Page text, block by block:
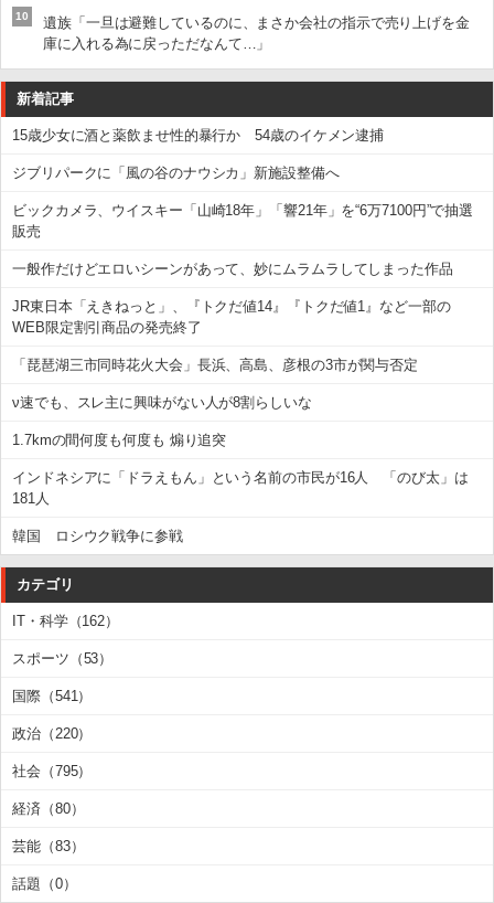
10
遺族「一旦は避難しているのに、まさか会社の指示で売り上げを金
庫に入れる為に戻っただなんて…」
新着記事
15歳少女に酒と薬飲ませ性的暴行か 54歳のイケメン逮捕
ジブリパークに「風の谷のナウシカ」新施設整備へ
ビックカメラ、ウイスキー「山崎18年」「響21年」を“6万7100円”で抽選
販売
一般作だけどエロいシーンがあって、妙にムラムラしてしまった作品
JR東日本「えきねっと」、『トクだ値14』『トクだ値1』など一部の
WEB限定割引商品の発売終了
「琵琶湖三市同時花火大会」長浜、高島、彦根の3市が関与否定
ν速でも、スレ主に興味がない人が8割らしいな
1.7kmの間何度も何度も 煽り追突
インドネシアに「ドラえもん」という名前の市民が16人 「のび太」は
181人
韓国 ロシウク戦争に参戦
カテゴリ
IT・科学（162）
スポーツ（53）
国際（541）
政治（220）
社会（795）
経済（80）
芸能（83）
話題（0）